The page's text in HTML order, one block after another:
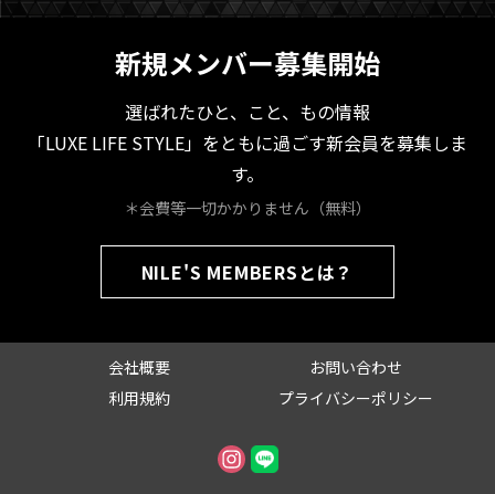
新規メンバー募集開始
選ばれたひと、こと、もの情報
「LUXE LIFE STYLE」をともに過ごす新会員を募集しま
す。
＊会費等一切かかりません（無料）
NILE'S MEMBERSとは？
会社概要
お問い合わせ
利用規約
プライバシーポリシー